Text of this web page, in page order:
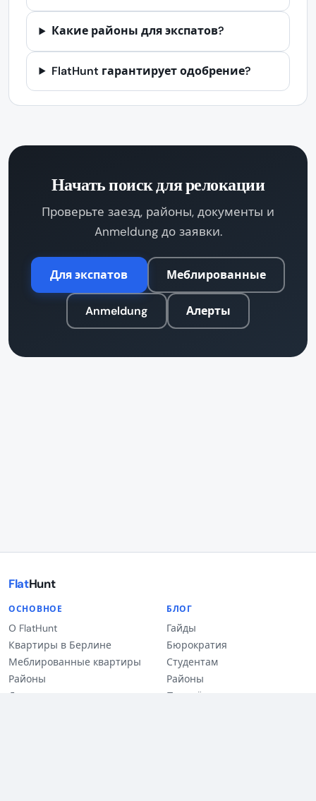
Какие районы для экспатов?
FlatHunt гарантирует одобрение?
Начать поиск для релокации
Проверьте заезд, районы, документы и
Anmeldung до заявки.
Для экспатов Меблированные
Anmeldung Алерты
FlatHunt
ОСНОВНОЕ
О FlatHunt
Квартиры в Берлине
Меблированные квартиры
Районы
Для студентов
БЛОГ
Гайды
Бюрократия
Студентам
Районы
Партнёры